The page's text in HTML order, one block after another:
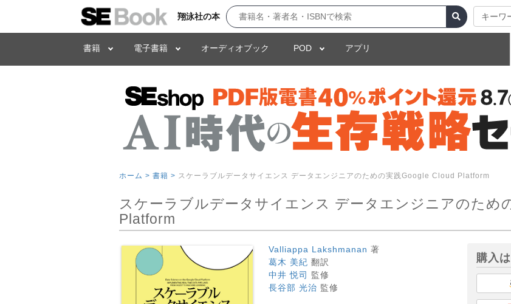
翔泳社の本 キーワ
書籍 電子書籍 オーディオブック POD アプリ
ホーム > 書籍 > スケーラブルデータサイエンス データエンジニアのための実践Google Cloud Platform
スケーラブルデータサイエンス データエンジニアのため
Platform
Valliappa Lakshmanan 著
葛木 美紀 翻訳
中井 悦司
監修
長谷部 光治 監修
購入